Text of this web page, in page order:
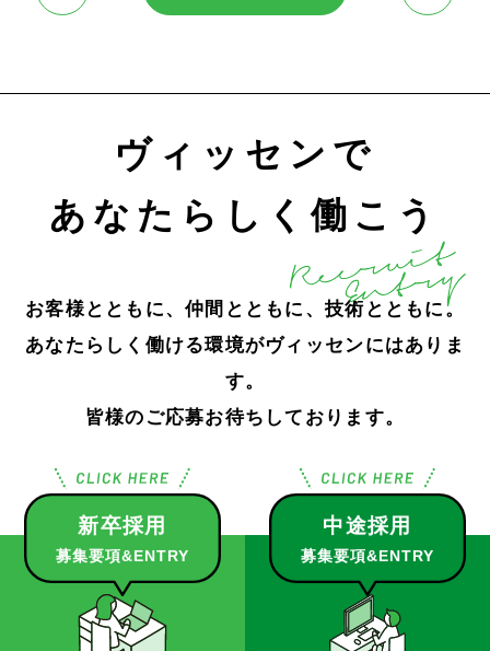
ヴィッセンで
あなたらしく働こう
お客様とともに、仲間とともに、技術とともに。
あなたらしく働ける環境がヴィッセンにはありま
す。
皆様のご応募お待ちしております。
新卒採用
募集要項&ENTRY
中途採用
募集要項&ENTRY